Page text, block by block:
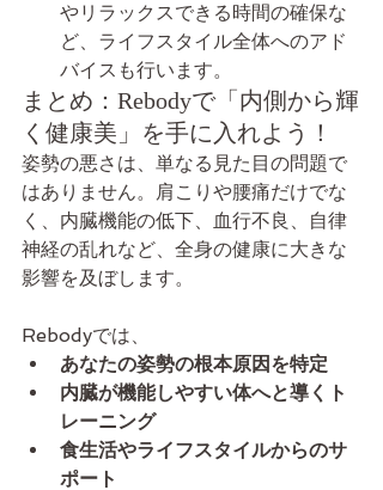
やリラックスできる時間の確保な
ど、ライフスタイル全体へのアド
バイスも行います。
まとめ：Rebodyで「内側から輝
く健康美」を手に入れよう！
姿勢の悪さは、単なる見た目の問題で
はありません。肩こりや腰痛だけでな
く、内臓機能の低下、血行不良、自律
神経の乱れなど、全身の健康に大きな
影響を及ぼします。
Rebodyでは、
あなたの姿勢の根本原因を特定
内臓が機能しやすい体へと導くト
レーニング
食生活やライフスタイルからのサ
ポート